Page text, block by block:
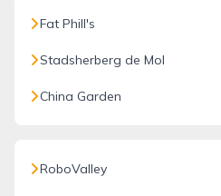
Fat Phill's
Stadsherberg de Mol
China Garden
RoboValley